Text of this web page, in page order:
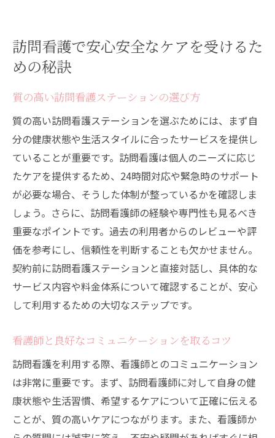
訪問看護で安心安全なケアを受けるた
めの秘訣
質の高い訪問看護ステーションの選び方
質の高い訪問看護ステーションを選ぶためには、まず自
分の健康状態や生活スタイルに合ったサービスを提供し
ていることが重要です。訪問看護は個人のニーズに応じ
たケアを提供するため、24時間対応や緊急時のサポート
が必要な場合、そうした体制が整っているかを確認しま
しょう。さらに、訪問看護師の経験や専門性も見るべき
重要なポイントです。過去の利用者からのレビューや評
価を参考にし、信頼性を判断することも欠かせません。
契約前に訪問看護ステーションと直接対話し、具体的な
サービス内容や料金体系について確認することが、安心
して利用するための大切なステップです。
看護師と良好なコミュニケーションを取るコツ
訪問看護を利用する際、看護師とのコミュニケーション
は非常に重要です。まず、訪問看護師に対して自身の健
康状態や生活習慣、希望するケアについて正確に伝える
ことが、質の高いケアにつながります。また、看護師か